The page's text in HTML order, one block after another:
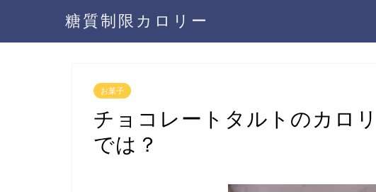
糖質制限カロリー
お菓子
チョコレートタルトのカロ
では？